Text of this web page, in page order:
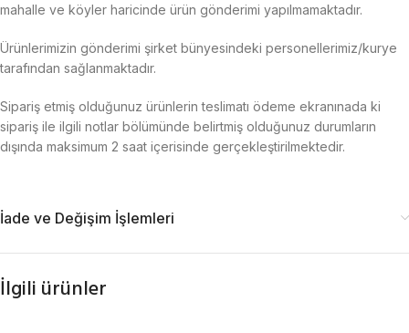
mahalle ve köyler haricinde ürün gönderimi yapılmamaktadır.
Ürünlerimizin gönderimi şirket bünyesindeki personellerimiz/kurye
tarafından sağlanmaktadır.
Sipariş etmiş olduğunuz ürünlerin teslimatı ödeme ekranınada ki
sipariş ile ilgili notlar bölümünde belirtmiş olduğunuz durumların
dışında maksimum 2 saat içerisinde gerçekleştirilmektedir.
İade ve Değişim İşlemleri
İlgili ürünler